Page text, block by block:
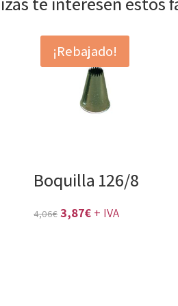
¡Rebajado!
Boquilla 126/8
4,06€ El
3,87€El+ IVA